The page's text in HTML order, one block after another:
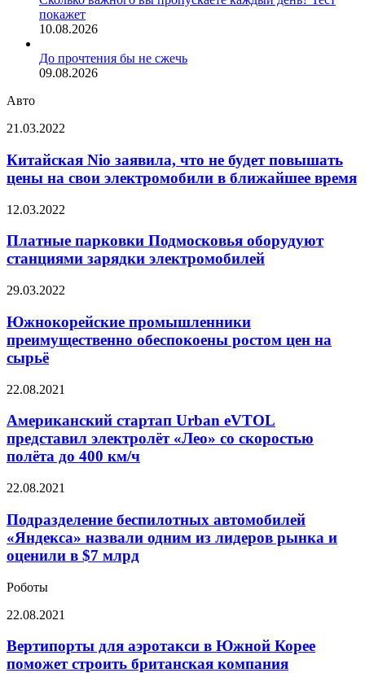
покажет
10.08.2026
До прочтения бы не сжечь
09.08.2026
Авто
Китайская
заявила,
что
не
повышать
на
свои
в
время
21.03.2022
Китайская Nio заявила, что не будет повышать
цены на свои электромобили в ближайшее время
Платные
Подмосковья
станциями
электромобилей
12.03.2022
Платные парковки Подмосковья оборудуют
станциями зарядки электромобилей
Южнокорейские
преимущественно
обеспокоены
ростом
цен
сырьё
29.03.2022
Южнокорейские промышленники
преимущественно обеспокоены ростом цен на
сырьё
Американский
Urban
eVTOL
представил
электролёт
со
полёта
до
км/
22.08.2021
Американский стартап Urban eVTOL
представил электролёт «Лео» со скоростью
полёта до 400 км/ч
Подразделение
автомобилей
«Яндекса»
назвали
одним
лидеров
и
в
$7
22.08.2021
Подразделение беспилотных автомобилей
«Яндекса» назвали одним из лидеров рынка и
оценили в $7 млрд
Роботы
Вертипорты
аэротакси
Южной
22.08.2021
Вертипорты для аэротакси в Южной Корее
поможет строить британская компания